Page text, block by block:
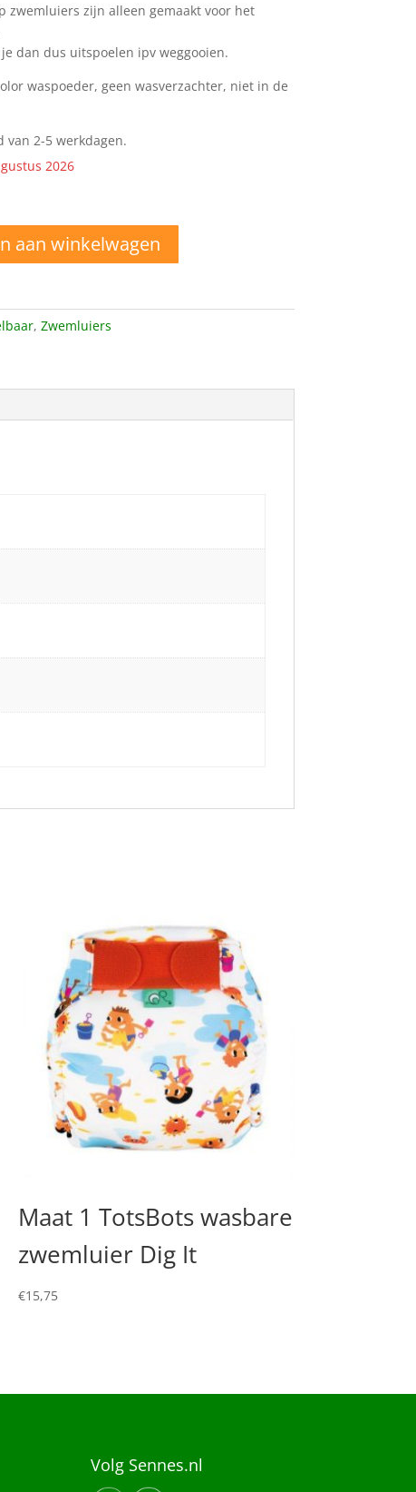
zwemluiers zijn alleen gemaakt voor het
dan dus uitspoelen ipv weggooien.
waspoeder, geen wasverzachter, niet in de
2-5 werkdagen.
2026
aan winkelwagen
, Zwemluiers
Maat 1 TotsBots wasbare
zwemluier Dig It
€15,75
Volg Sennes.nl